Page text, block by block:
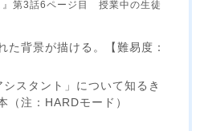
』第3話6ページ目 授業中の生徒
背景が描ける。【難易度：
スタント」について知るき
（注：HARDモード）